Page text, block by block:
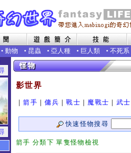
• 動物 • 昆蟲 • 亞人種 • 巨人類 • 不死系
影世界
｜箭手 ｜傭兵 ｜戰士 ｜ 魔戰士 ｜ 武士
快速怪物搜尋
箭手 分類下 單隻怪物檢視